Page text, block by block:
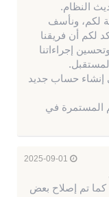
النظام.
لكم، ونأسف
لكم أن فريقنا
إجراءاتنا
إنشاء حساب جديد
المستمرة في
كما تم إصلاح بعض